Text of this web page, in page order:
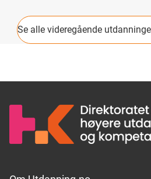
Se alle videregående